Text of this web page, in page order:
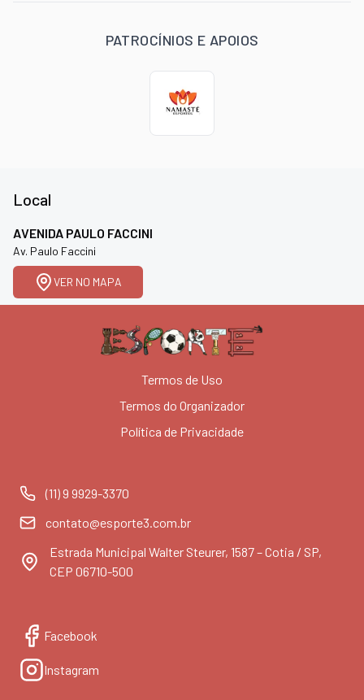
PATROCÍNIOS E APOIOS
Local
AVENIDA PAULO FACCINI
Av. Paulo Faccini
VER NO MAPA
Termos de Uso
Termos do Organizador
Política de Privacidade
(11) 9 9929-3370
contato@esporte3.com.br
Estrada Municipal Walter Steurer, 1587 – Cotia / SP,
CEP 06710-500
Facebook
Instagram